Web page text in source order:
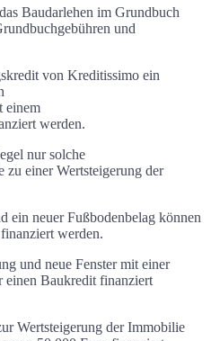
Baudarlehen im Grundbuch
und
einem
werden.
nur solche
zu einer Wertsteigerung der
ein neuer Fußbodenbelag können
werden.
und neue Fenster mit einer
einen Baukredit finanziert
Wertsteigerung der Immobilie